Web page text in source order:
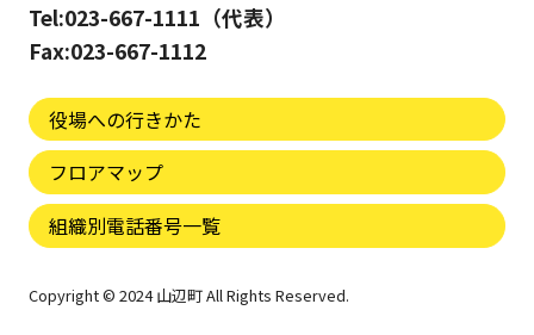
Tel:023-667-1111（代表）
Fax:023-667-1112
役場への行きかた
フロアマップ
組織別電話番号一覧
Copyright © 2024 山辺町 All Rights Reserved.